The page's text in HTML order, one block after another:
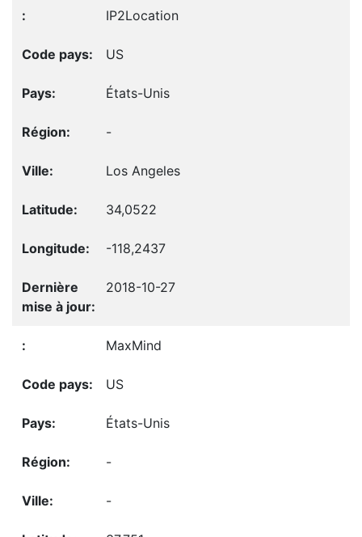
IP2Location
US
États-Unis
-
Los Angeles
34,0522
-118,2437
2018-10-27
MaxMind
US
États-Unis
-
-